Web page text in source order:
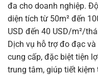
đa cho doanh nghiệp.
diện tích từ 50m² đến
USD đến 40 USD/m²/
Dịch vụ hỗ trợ đo đạc
cung cấp, đặc biệt tiện
trung tâm, giúp tiết